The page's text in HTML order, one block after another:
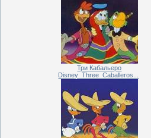
Три Кабальеро
Disney_Three_Caballeros...